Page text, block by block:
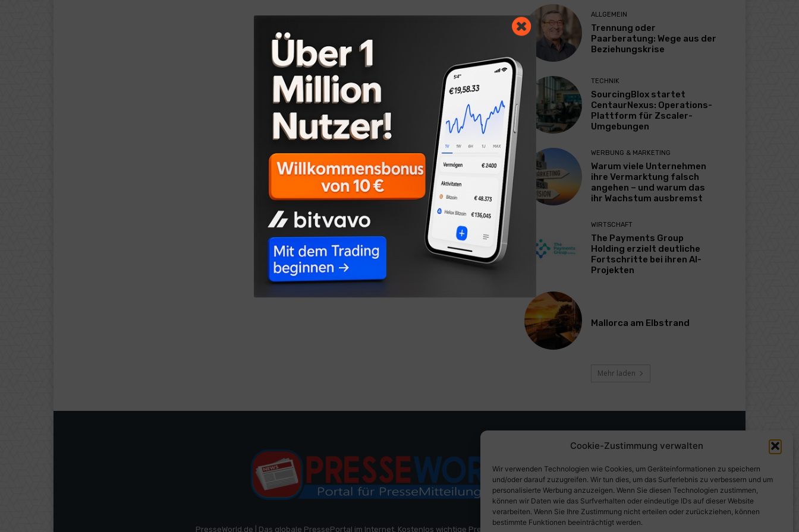
Cookie-Zustimmung verwalten
Wir verwenden Technologien wie Cookies, um Geräteinformationen zu speichern
und/oder darauf zuzugreifen. Wir tun dies, um das Surferlebnis zu verbessern und um
personalisierte Werbung anzuzeigen. Wenn Sie diesen Technologien zustimmen,
können wir Daten wie das Surfverhalten oder eindeutige IDs auf dieser Website
verarbeiten. Wenn Sie Ihre Zustimmung nicht erteilen oder zurückziehen, können
bestimmte Funktionen beeinträchtigt werden.
ALLGEMEIN
Trennung oder
Paarberatung: Wege aus der
Beziehungskrise
TECHNIK
SourcingBlox startet
CentaurNexus: Operations-
Plattform für Zscaler-
Umgebungen
WERBUNG & MARKETING
Warum viele Unternehmen
ihre Vermarktung falsch
angehen – und warum das
ihr Wachstum ausbremst
WIRTSCHAFT
The Payments Group
Holding erzielt deutliche
Fortschritte bei ihren AI-
Projekten
Mallorca am Elbstrand
Mehr laden
PresseWorld.de | Das globale PressePortal im Internet. Kostenlos wichtige PresseMitteilungen auf PresseWorld